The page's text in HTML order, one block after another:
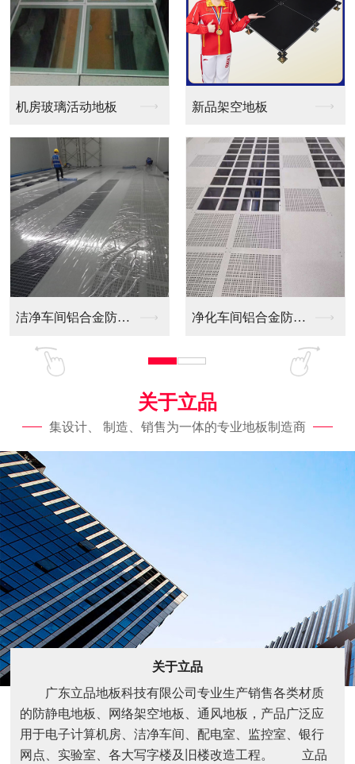
新品架空地板
净化车间铝合金防静电... 全铝防静电地板
关于立品
集设计、 制造、销售为一体的专业地板制造商
关于立品
广东立品地板科技有限公司专业生产销售各类材质
的防静电地板、网络架空地板、通风地板，产品广泛应
用于电子计算机房、洁净车间、配电室、监控室、银行
网点、实验室、各大写字楼及旧楼改造工程。 立品